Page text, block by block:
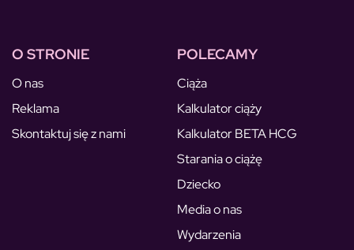
O STRONIE
O nas
Reklama
Skontaktuj się z nami
POLECAMY
Ciąża
Kalkulator ciąży
Kalkulator BETA HCG
Starania o ciążę
Dziecko
Media o nas
Wydarzenia